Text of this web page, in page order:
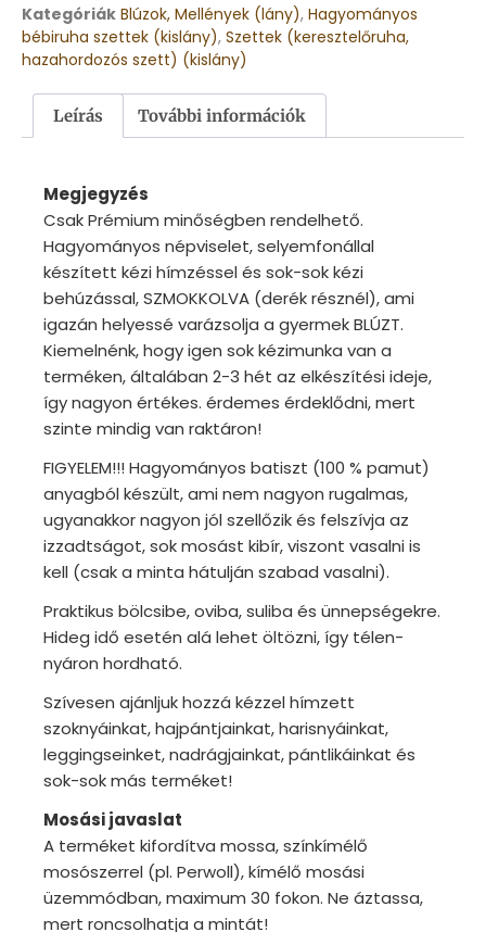
Kategóriák Blúzok, Mellények (lány), Hagyományos
bébiruha szettek (kislány), Szettek (keresztelőruha,
hazahordozós szett) (kislány)
Leírás További információk
Megjegyzés
Csak Prémium minőségben rendelhető.
Hagyományos népviselet, selyemfonállal
készített kézi hímzéssel és sok-sok kézi
behúzással, SZMOKKOLVA (derék résznél), ami
igazán helyessé varázsolja a gyermek BLÚZT.
Kiemelnénk, hogy igen sok kézimunka van a
terméken, általában 2-3 hét az elkészítési ideje,
így nagyon értékes. érdemes érdeklődni, mert
szinte mindig van raktáron!
FIGYELEM!!! Hagyományos batiszt (100 % pamut)
anyagból készült, ami nem nagyon rugalmas,
ugyanakkor nagyon jól szellőzik és felszívja az
izzadtságot, sok mosást kibír, viszont vasalni is
kell (csak a minta hátulján szabad vasalni).
Praktikus bölcsibe, oviba, suliba és ünnepségekre.
Hideg idő esetén alá lehet öltözni, így télen-
nyáron hordható.
Szívesen ajánljuk hozzá kézzel hímzett
szoknyáinkat, hajpántjainkat, harisnyáinkat,
leggingseinket, nadrágjainkat, pántlikáinkat és
sok-sok más terméket!
Mosási javaslat
A terméket kifordítva mossa, színkímélő
mosószerrel (pl. Perwoll), kímélő mosási
üzemmódban, maximum 30 fokon. Ne áztassa,
mert roncsolhatja a mintát!